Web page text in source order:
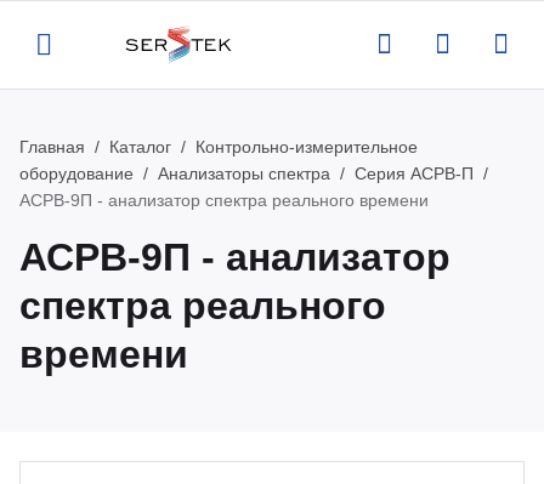
Назад
Назад
измерительное
оборудование
Назад
и аттестация поставляемого
измерений по задаче
Назад
Главная Каталог
Контрольно-измерительное
оборудование
Анализаторы спектра
Серия АСРВ-П
АСРВ-9П - анализатор спектра реального времени
АСРВ-9П - анализатор
спектра реального
времени